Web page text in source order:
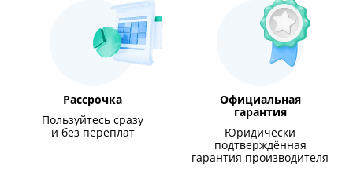
Рассрочка
Пользуйтесь сразу
и без переплат
Официальная
гарантия
Юридически
подтверждённая
гарантия производителя